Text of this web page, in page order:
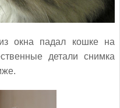
окна падал кошке на
детали снимка